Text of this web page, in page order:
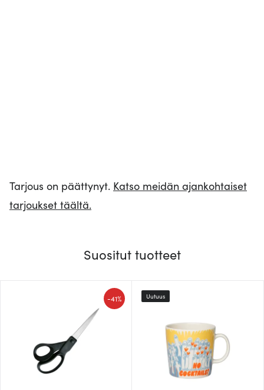
Tarjous on päättynyt. Katso meidän ajankohtaiset
tarjoukset täältä.
Suositut tuotteet
-41% Uutuus